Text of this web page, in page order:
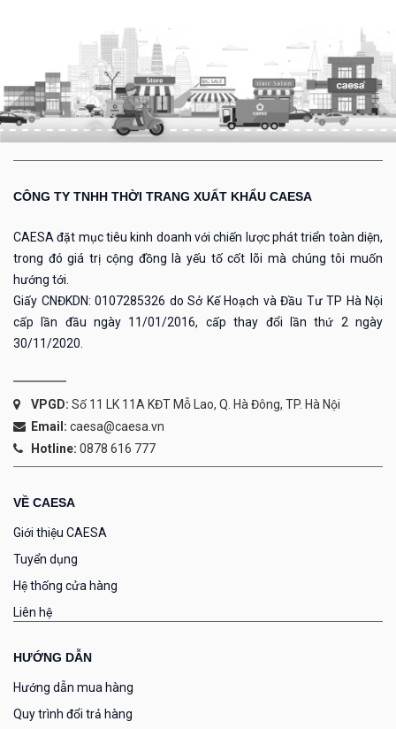
CÔNG TY TNHH THỜI TRANG XUẤT KHẨU CAESA
CAESA đặt mục tiêu kinh doanh với chiến lược phát triển toàn diện,
trong đó giá trị cộng đồng là yếu tố cốt lõi mà chúng tôi muốn
hướng tới.
Giấy CNĐKDN: 0107285326 do Sở Kế Hoạch và Đầu Tư TP Hà Nội
cấp lần đầu ngày 11/01/2016, cấp thay đổi lần thứ 2 ngày
30/11/2020.
VPGD: Số 11 LK 11A KĐT Mỗ Lao, Q. Hà Đông, TP. Hà Nội
Email: caesa@caesa.vn
Hotline: 0878 616 777
VỀ CAESA
Giới thiệu CAESA
Tuyển dụng
Hệ thống cửa hàng
Liên hệ
HƯỚNG DẪN
Hướng dẫn mua hàng
Quy trình đổi trả hàng